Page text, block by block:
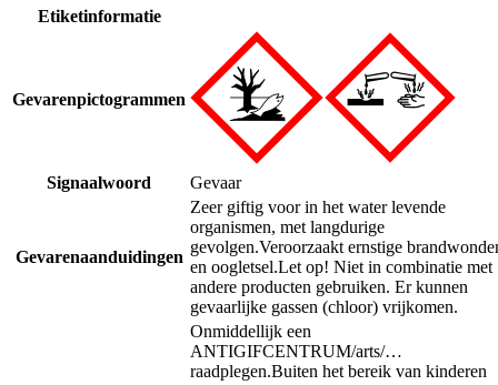
Etiketinformatie
Gevarenpictogrammen
Signaalwoord Gevaar
Gevarenaanduidingen
Zeer giftig voor in het water levende
organismen, met langdurige
gevolgen.Veroorzaakt ernstige
en oogletsel.Let op! Niet in combinatie met
andere producten gebruiken. Er kunnen
gevaarlijke gassen (chloor) vrijkomen.
Onmiddellijk een
ANTIGIFCENTRUM/arts/…
raadplegen.Buiten het bereik van kinderen